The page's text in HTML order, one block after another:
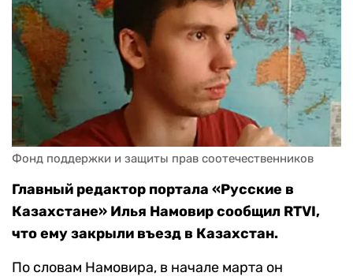
Фонд поддержки и защиты прав соотечественников
Главный редактор портала «Русские в
Казахстане» Илья Намовир сообщил RTVI,
что ему закрыли въезд в Казахстан.
По словам Намовира, в начале марта он